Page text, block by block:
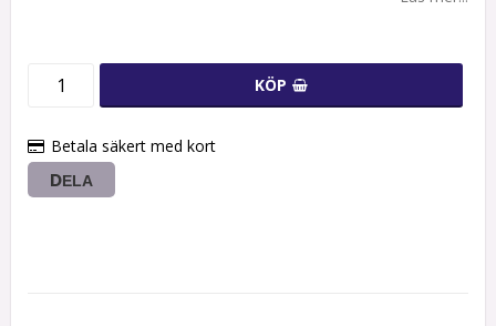
KÖP
Betala säkert med kort
DELA